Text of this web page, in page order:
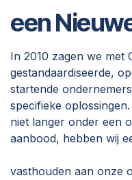
een
In 2010 zagen we met
gestandaardiseerde,
startende
specifieke
niet langer onder een
aanbood, hebben wij
vasthouden aan onze